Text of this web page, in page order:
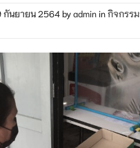
แผนปฏิบัติการประจำปีของโรงเ
พิธีถวายเครื่องราชสักการะ วา
เทียนถวายพระพรชัยมงคล เนื่อง
พระชนมพรรษา พระบาทสมเด็จ
กรกฎาคม ๒๕๖๙
กันยายน 2564byadmininกิจกรร